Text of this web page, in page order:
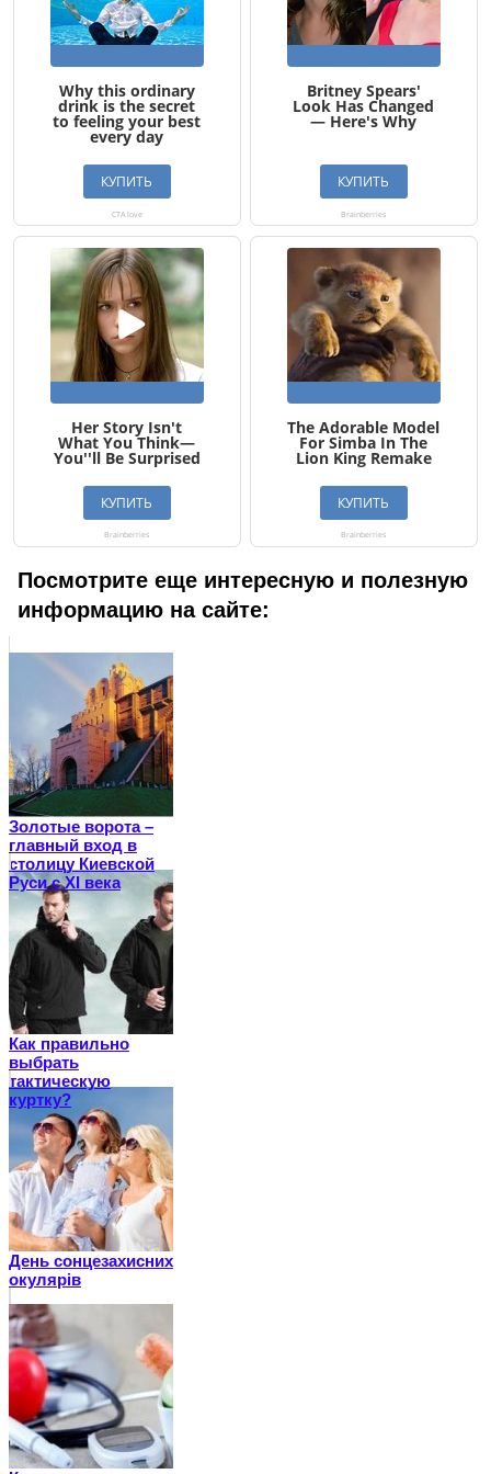
Посмотрите еще интересную и полезную
информацию на сайте:
Золотые ворота –
главный вход в
столицу Киевской
Руси с ХI века
Как правильно
выбрать
тактическую
куртку?
День сонцезахисних
окулярів